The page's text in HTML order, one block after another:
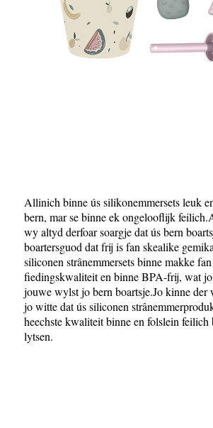
Allinich binne ús silikonemmersets leuk
bern, mar se binne ek ongelooflijk
wy altyd derfoar soargje dat ús bern
boartersguod dat frij is fan skealike
siliconen strânemmersets binne makke
fiedingskwaliteit en binne BPA-frij, wat jo
jouwe wylst jo bern boartsje.Jo kinne der
jo witte dat ús siliconen
heechste kwaliteit binne en folslein feilich
lytsen.